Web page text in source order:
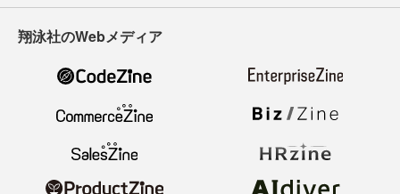
翔泳社のWebメディア